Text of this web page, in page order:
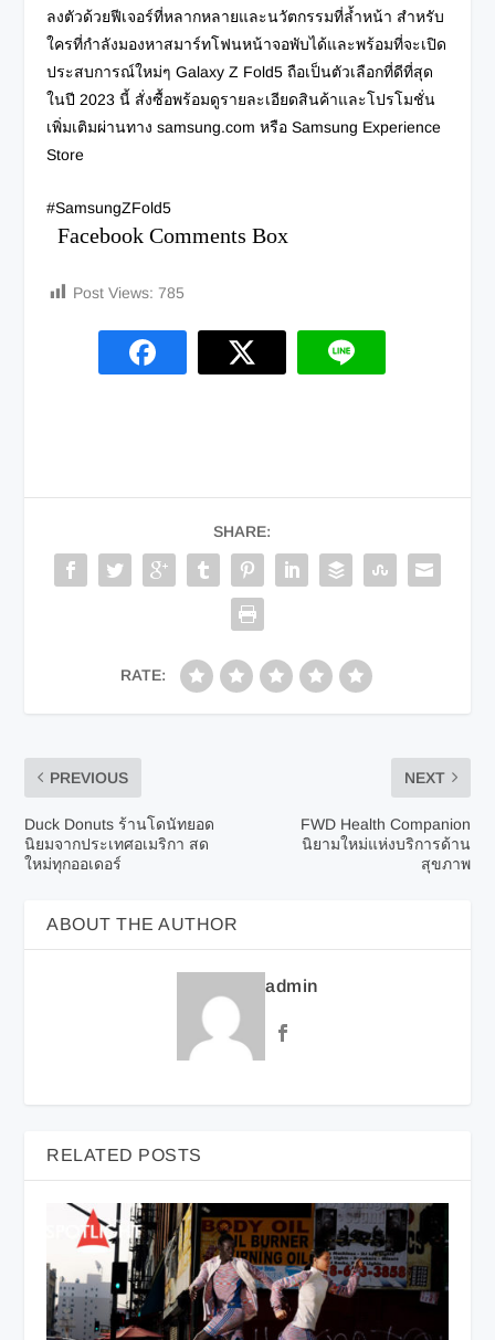
ลงตัวด้วยฟีเจอร์ที่หลากหลายและนวัตกรรมที่ล้ำหน้า สำหรับ
ใครที่กำลังมองหาสมาร์ทโฟนหน้าจอพับได้และพร้อมที่จะเปิด
ประสบการณ์ใหม่ๆ Galaxy Z Fold5 ถือเป็นตัวเลือกที่ดีที่สุด
ในปี 2023 นี้ สั่งซื้อพร้อมดูรายละเอียดสินค้าและโปรโมชั่น
เพิ่มเติมผ่านทาง samsung.com หรือ Samsung Experience
Store
#SamsungZFold5
Facebook Comments Box
Post Views: 785
SHARE:
RATE:
PREVIOUS
Duck Donuts ร้านโดนัทยอด
นิยมจากประเทศอเมริกา สด
ใหม่ทุกออเดอร์
NEXT
FWD Health Companion
นิยามใหม่แห่งบริการด้าน
สุขภาพ
ABOUT THE AUTHOR
admin
RELATED POSTS